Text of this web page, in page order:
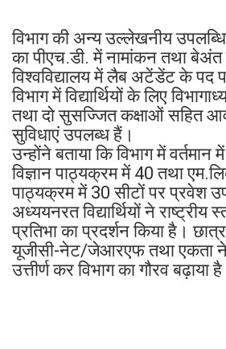
विभाग की अन्य उल्लेखनीय
का पीएच.डी. में नामांकन तथा बेअंत
विश्वविद्यालय में लैब अटेंडेंट के पद
विभाग में विद्यार्थियों के लिए
तथा दो सुसज्जित कक्षाओं सहित
सुविधाएं उपलब्ध हैं।
उन्होंने बताया कि विभाग में
विज्ञान पाठ्यक्रम में 40 तथा
पाठ्यक्रम में 30 सीटों पर प्रवेश
अध्ययनरत विद्यार्थियों ने राष्ट्रीय
प्रतिभा का प्रदर्शन किया है।
यूजीसी-नेट/जेआरएफ तथा एकता ने
उत्तीर्ण कर विभाग का गौरव बढ़ाया